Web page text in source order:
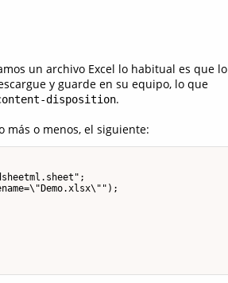
un archivo Excel lo habitual es que lo
y guarde en su equipo, lo que
disposition.
más o menos, el siguiente: